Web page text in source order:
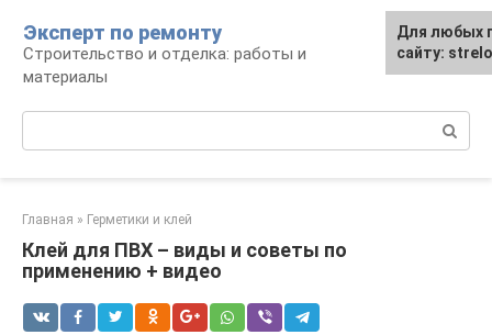
контенту
Эксперт по ремонту
Строительство и отделка: работы и
материалы
Главная » Герметики и клей
Клей для ПВХ – виды и советы по
применению + видео
Для любых
сайту:
Для любых
сайту: